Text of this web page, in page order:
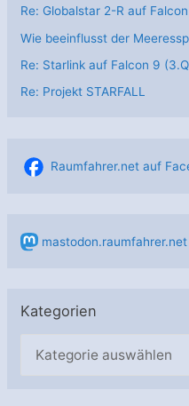
Re: Globalstar 2-R auf
Wie beeinflusst der
Re: Starlink auf Falcon 9
Re: Projekt STARFALL
Raumfahrer.net auf
mastodon.raumfahrer.net
Kategorien